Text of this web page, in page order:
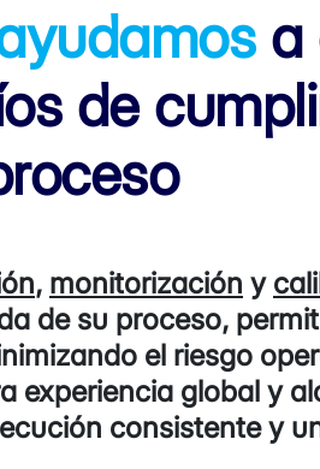
a
de
, monitorización y
de su proceso,
el riesgo
experiencia global y
consistente y